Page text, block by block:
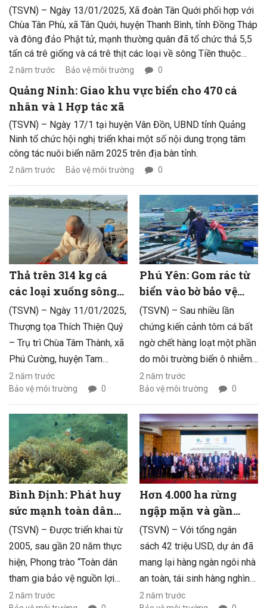
(TSVN) – Ngày 13/01/2025, Xã đoàn Tân Quới phối hợp với
Chùa Tân Phù, xã Tân Quới, huyện Thanh Bình, tỉnh Đồng Tháp
và đông đảo Phật tử, mạnh thường quân đã tổ chức thả 5,5
tấn cá trê giống và cá trê thịt các loại về sông Tiền thuộc
thủy phận 5 xã Cù Lao Tây, huyện Thanh Bình.
2 năm trước Bảo vệ môi trường 0
Quảng Ninh: Giao khu vực biển cho 470 cá
nhân và 1 Hợp tác xã
(TSVN) – Ngày 17/1 tại huyện Vân Đồn, UBND tỉnh Quảng
Ninh tổ chức hội nghị triển khai một số nội dung trọng tâm
công tác nuôi biển năm 2025 trên địa bàn tỉnh.
2 năm trước Bảo vệ môi trường 0
Thả trên 314 kg cá
các loại xuống sông
Tiền
(TSVN) – Ngày 11/01/2025,
Thượng tọa Thích Thiện Quý
– Trụ trì Chùa Tâm Thành, xã
Phú Cường, huyện Tam
Nông, tỉnh Đồng Tháp cùng
với các phật tử và chính
quyền địa phương tổ chức
thả trên 314 kg cá chép, cá
mè dinh các loại xuống khu
bảo tồn nguồn lợi thủy sản
thuộc thủy phận phường An
Thạnh thành phố vùng biên
viễn Hồng Ngự, tỉnh Đồng
Tháp để tái tạo nguồn lợi
thủy sản đang dần bị cạn
kiệt và chung tay bảo vệ môi
trường sinh thái cho thiên
nhiên ngày được trong lành.
2 năm trước
Bảo vệ môi trường
0
Phú Yên: Gom rác từ
biển vào bờ bảo vệ
nuôi trồng thủy sản
(TSVN) – Sau nhiều lần
chứng kiến cảnh tôm cá bất
ngờ chết hàng loạt một phần
do môi trường biển ô nhiễm,
người dân Phú Yên đã tích
cực triển khai mô hình thu
gom rác thải từ biển vào bờ.
2 năm trước
Bảo vệ môi trường
0
Bình Định: Phát huy
sức mạnh toàn dân
trong bảo vệ nguồn
lợi thủy sản
(TSVN) – Được triển khai từ
2005, sau gần 20 năm thực
hiện, Phong trào “Toàn dân
tham gia bảo vệ nguồn lợi
thủy sản” tại Bình Định đã
2 năm trước
Hơn 4.000 ha rừng
ngập mặn và gần
5.000 nhà an toàn cho
7 tỉnh ven biển
(TSVN) – Với tổng ngân
sách 42 triệu USD, dự án đã
mang lại hàng ngàn ngôi nhà
an toàn, tái sinh hàng nghìn
hecta rừng ngập mặn và
2 năm trước